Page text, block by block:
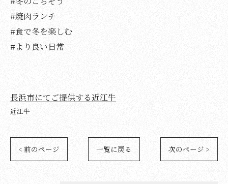
#焼肉ランチ
#食で冬を楽しむ
#より良い日常
長浜市にてご提供する近江牛
近江牛
< 前のページ 一覧に戻る 次のページ >